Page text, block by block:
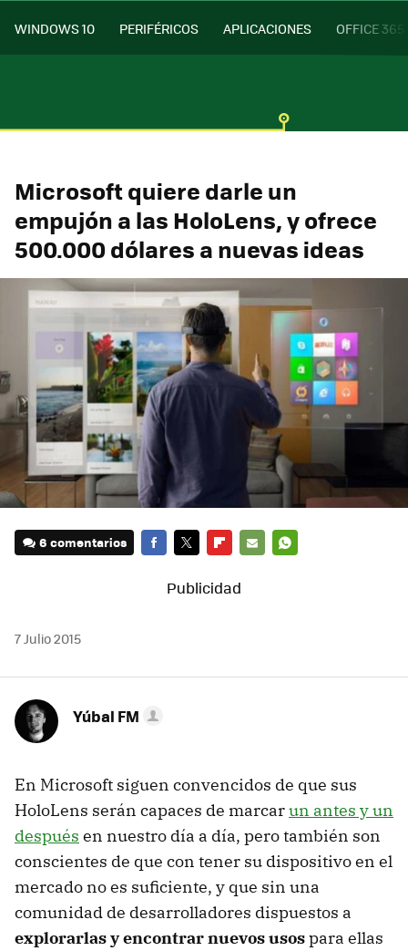
WINDOWS 10 PERIFÉRICOS APLICACIONES OFFICE 365
Microsoft quiere darle un
empujón a las HoloLens, y ofrece
500.000 dólares a nuevas ideas
6 comentarios
MAIL
7 Julio 2015
Yúbal FM
En Microsoft siguen convencidos de que sus
HoloLens serán capaces de marcarun antes y un
después en nuestro día a día, pero también son
conscientes de que con tener su dispositivo en el
mercado no es suficiente, y que sin una
comunidad de desarrolladores dispuestos a
explorarlas y encontrar nuevos usospara ellas